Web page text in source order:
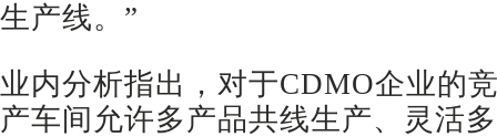
生产线。”
业内分析指出，对于CDMO企业的
产车间允许多产品共线生产、灵活